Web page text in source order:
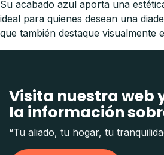
Su acabado azul aporta una
ideal para quienes desean una
que también destaque visualmente
Visita nuestra web
la información
“Tu aliado, tu hogar, tu